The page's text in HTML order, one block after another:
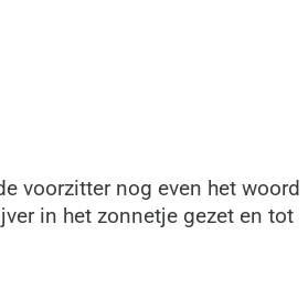
voorzitter nog even het woord
in het zonnetje gezet en tot